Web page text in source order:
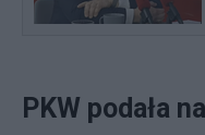
PKW podała